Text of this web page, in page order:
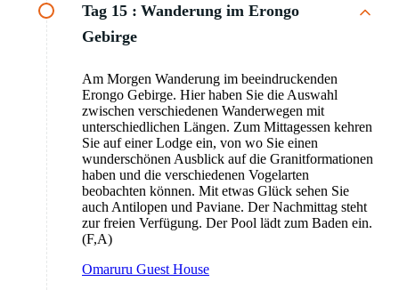
Tag 15 : Wanderung im Erongo
Gebirge
Am Morgen Wanderung im beeindruckenden
Erongo Gebirge. Hier haben Sie die Auswahl
zwischen verschiedenen Wanderwegen mit
unterschiedlichen Längen. Zum Mittagessen kehren
Sie auf einer Lodge ein, von wo Sie einen
wunderschönen Ausblick auf die Granitformationen
haben und die verschiedenen Vogelarten
beobachten können. Mit etwas Glück sehen Sie
auch Antilopen und Paviane. Der Nachmittag steht
zur freien Verfügung. Der Pool lädt zum Baden ein.
(F,A)
Omaruru Guest House